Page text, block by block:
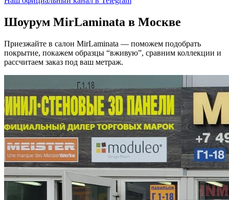
Шоурум MirLaminata в Москве
Приезжайте в салон MirLaminata — поможем подобрать
покрытие, покажем образцы “вживую”, сравним коллекции и
рассчитаем заказ под ваш метраж.